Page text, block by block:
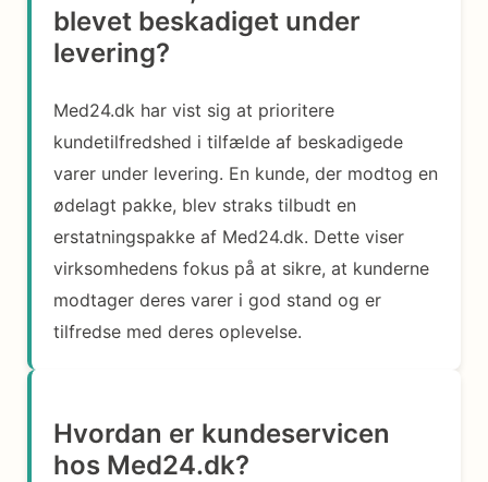
blevet beskadiget under
levering?
Med24.dk har vist sig at prioritere
kundetilfredshed i tilfælde af beskadigede
varer under levering. En kunde, der modtog en
ødelagt pakke, blev straks tilbudt en
erstatningspakke af Med24.dk. Dette viser
virksomhedens fokus på at sikre, at kunderne
modtager deres varer i god stand og er
tilfredse med deres oplevelse.
Hvordan er kundeservicen
hos Med24.dk?